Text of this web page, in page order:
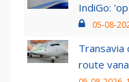
IndiGo:
05-08-
Transavia
route